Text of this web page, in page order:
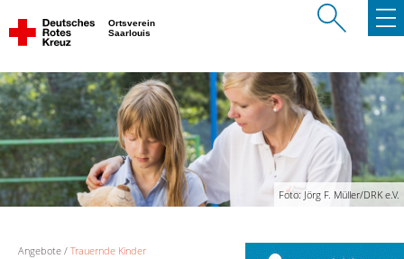
Ortsverein
Saarlouis
Foto: Jörg F. Müller/DRK e.V.
Angebote Trauernde Kinder